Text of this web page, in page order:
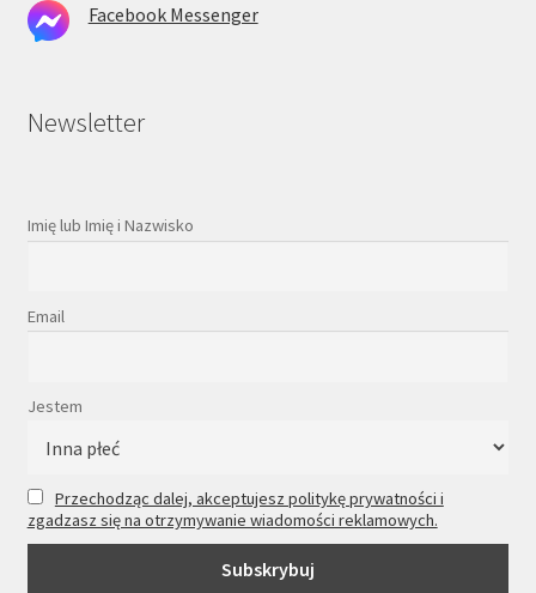
Facebook Messenger
Newsletter
Imię lub Imię i Nazwisko
Email
Jestem
Przechodząc dalej, akceptujesz politykę prywatności i
zgadzasz się na otrzymywanie wiadomości reklamowych.